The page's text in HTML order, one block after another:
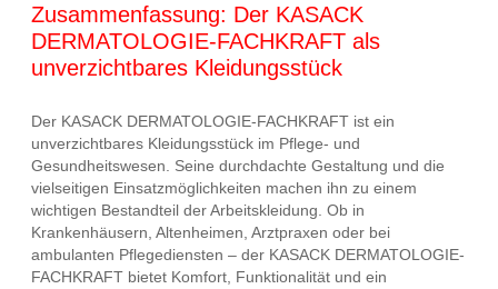
Zusammenfassung: Der KASACK
DERMATOLOGIE-FACHKRAFT als
unverzichtbares Kleidungsstück
Der KASACK DERMATOLOGIE-FACHKRAFT ist ein
unverzichtbares Kleidungsstück im Pflege- und
Gesundheitswesen. Seine durchdachte Gestaltung und die
vielseitigen Einsatzmöglichkeiten machen ihn zu einem
wichtigen Bestandteil der Arbeitskleidung. Ob in
Krankenhäusern, Altenheimen, Arztpraxen oder bei
ambulanten Pflegediensten – der KASACK DERMATOLOGIE-
FACHKRAFT bietet Komfort, Funktionalität und ein